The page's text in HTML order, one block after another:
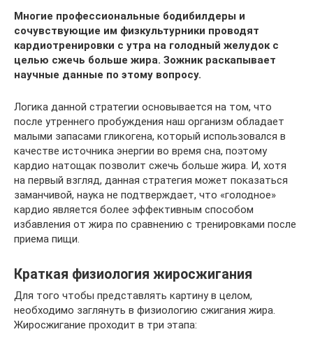
Многие профессиональные бодибилдеры и
сочувствующие им физкультурники проводят
кардиотренировки с утра на голодный желудок с
целью сжечь больше жира. Зожник раскапывает
научные данные по этому вопросу.
Логика данной стратегии основывается на том, что
после утреннего пробуждения наш организм обладает
малыми запасами гликогена, который использовался в
качестве источника энергии во время сна, поэтому
кардио натощак позволит сжечь больше жира. И, хотя
на первый взгляд, данная стратегия может показаться
заманчивой, наука не подтверждает, что «голодное»
кардио является более эффективным способом
избавления от жира по сравнению с тренировками после
приема пищи.
Краткая физиология жиросжигания
Для того чтобы представлять картину в целом,
необходимо заглянуть в физиологию сжигания жира.
Жиросжигание проходит в три этапа: